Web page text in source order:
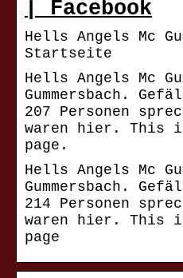
| Facebook
Hells Angels Mc
Startseite
Hells Angels Mc
Gummersbach.
207 Personen
waren hier. This
page.
Hells Angels Mc
Gummersbach.
214 Personen
waren hier. This
page